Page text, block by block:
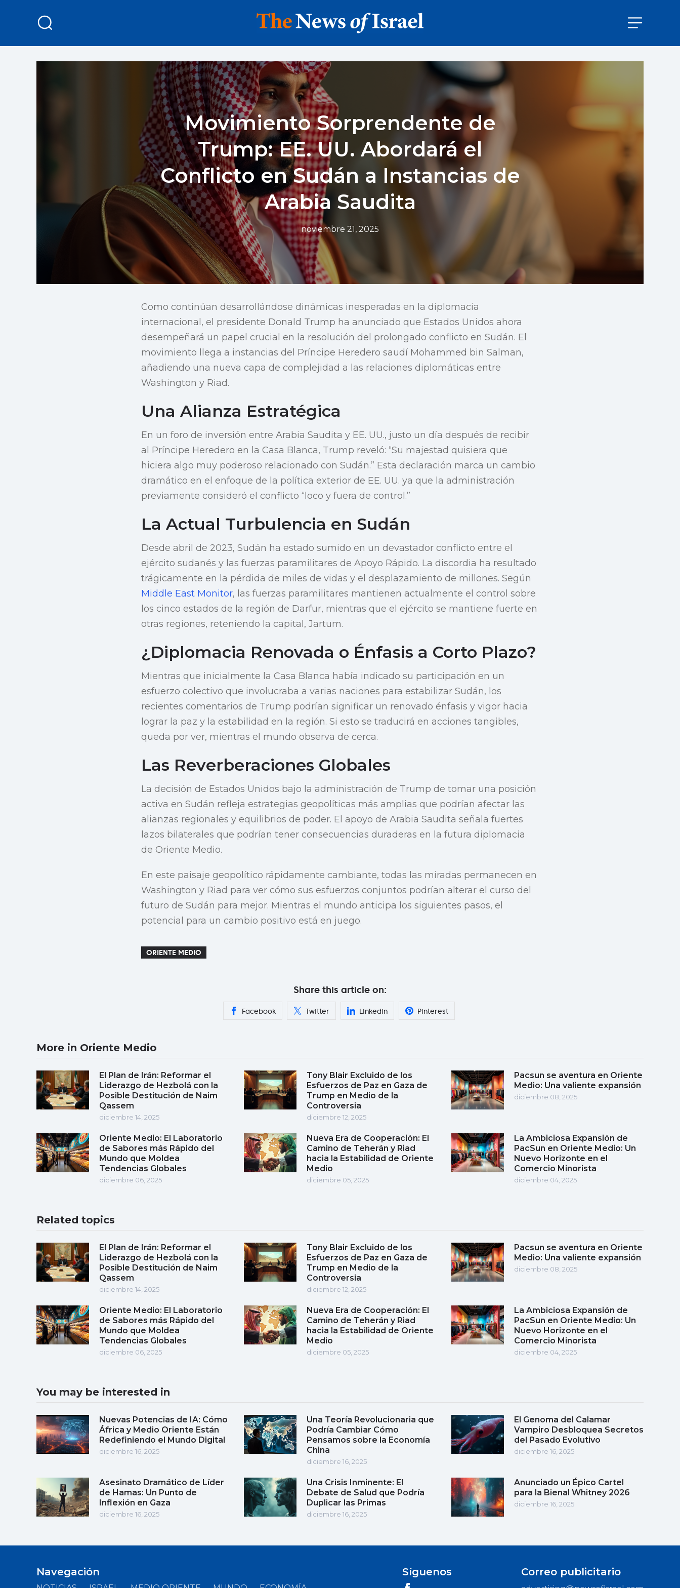
Movimiento Sorprendente de
Trump: EE. UU. Abordará el
Conflicto en Sudán a Instancias de
Arabia Saudita
noviembre 21, 2025
Como continúan desarrollándose dinámicas inesperadas en la diplomacia
internacional, el presidente Donald Trump ha anunciado que Estados Unidos ahora
desempeñará un papel crucial en la resolución del prolongado conflicto en Sudán. El
movimiento llega a instancias del Príncipe Heredero saudí Mohammed bin Salman,
añadiendo una nueva capa de complejidad a las relaciones diplomáticas entre
Washington y Riad.
Una Alianza Estratégica
En un foro de inversión entre Arabia Saudita y EE. UU., justo un día después de recibir
al Príncipe Heredero en la Casa Blanca, Trump reveló: “Su majestad quisiera que
hiciera algo muy poderoso relacionado con Sudán.” Esta declaración marca un cambio
dramático en el enfoque de la política exterior de EE. UU. ya que la administración
previamente consideró el conflicto “loco y fuera de control.”
La Actual Turbulencia en Sudán
Desde abril de 2023, Sudán ha estado sumido en un devastador conflicto entre el
ejército sudanés y las fuerzas paramilitares de Apoyo Rápido. La discordia ha resultado
trágicamente en la pérdida de miles de vidas y el desplazamiento de millones. Según
Middle East Monitor, las fuerzas paramilitares mantienen actualmente el control sobre
los cinco estados de la región de Darfur, mientras que el ejército se mantiene fuerte en
otras regiones, reteniendo la capital, Jartum.
¿Diplomacia Renovada o Énfasis a Corto Plazo?
Mientras que inicialmente la Casa Blanca había indicado su participación en un
esfuerzo colectivo que involucraba a varias naciones para estabilizar Sudán, los
recientes comentarios de Trump podrían significar un renovado énfasis y vigor hacia
lograr la paz y la estabilidad en la región. Si esto se traducirá en acciones tangibles,
queda por ver, mientras el mundo observa de cerca.
Las Reverberaciones Globales
La decisión de Estados Unidos bajo la administración de Trump de tomar una posición
activa en Sudán refleja estrategias geopolíticas más amplias que podrían afectar las
alianzas regionales y equilibrios de poder. El apoyo de Arabia Saudita señala fuertes
lazos bilaterales que podrían tener consecuencias duraderas en la futura diplomacia
de Oriente Medio.
En este paisaje geopolítico rápidamente cambiante, todas las miradas permanecen en
Washington y Riad para ver cómo sus esfuerzos conjuntos podrían alterar el curso del
futuro de Sudán para mejor. Mientras el mundo anticipa los siguientes pasos, el
potencial para un cambio positivo está en juego.
ORIENTE MEDIO
Share this article on:
Facebook Twitter Linkedin Pinterest
More in Oriente Medio
El Plan de Irán: Reformar el
Liderazgo de Hezbolá con la
Posible Destitución de Naim
Qassem
diciembre 14, 2025
Tony Blair Excluido de los
Esfuerzos de Paz en Gaza de
Trump en Medio de la
Controversia
diciembre 12, 2025
Pacsun se aventura en Oriente
Medio: Una valiente expansión
diciembre 08, 2025
Oriente Medio: El Laboratorio
de Sabores más Rápido del
Mundo que Moldea
Tendencias Globales
diciembre 06, 2025
Nueva Era de Cooperación: El
Camino de Teherán y Riad
hacia la Estabilidad de Oriente
Medio
diciembre 05, 2025
La Ambiciosa Expansión de
PacSun en Oriente Medio: Un
Nuevo Horizonte en el
Comercio Minorista
diciembre 04, 2025
Related topics
El Plan de Irán: Reformar el
Liderazgo de Hezbolá con la
Posible Destitución de Naim
Qassem
diciembre 14, 2025
Tony Blair Excluido de los
Esfuerzos de Paz en Gaza de
Trump en Medio de la
Controversia
diciembre 12, 2025
Pacsun se aventura en Oriente
Medio: Una valiente expansión
diciembre 08, 2025
Oriente Medio: El Laboratorio
de Sabores más Rápido del
Mundo que Moldea
Tendencias Globales
diciembre 06, 2025
Nueva Era de Cooperación: El
Camino de Teherán y Riad
hacia la Estabilidad de Oriente
Medio
diciembre 05, 2025
La Ambiciosa Expansión de
PacSun en Oriente Medio: Un
Nuevo Horizonte en el
Comercio Minorista
diciembre 04, 2025
You may be interested in
Nuevas Potencias de IA: Cómo
África y Medio Oriente Están
Redefiniendo el Mundo Digital
diciembre 16, 2025
Una Teoría Revolucionaria que
Podría Cambiar Cómo
Pensamos sobre la Economía
China
diciembre 16, 2025
El Genoma del Calamar
Vampiro Desbloquea Secretos
del Pasado Evolutivo
diciembre 16, 2025
Asesinato Dramático de Líder
de Hamas: Un Punto de
Inflexión en Gaza
diciembre 16, 2025
Una Crisis Inminente: El
Debate de Salud que Podría
Duplicar las Primas
diciembre 16, 2025
Anunciado un Épico Cartel
para la Bienal Whitney 2026
diciembre 16, 2025
Navegación Síguenos Correo publicitario